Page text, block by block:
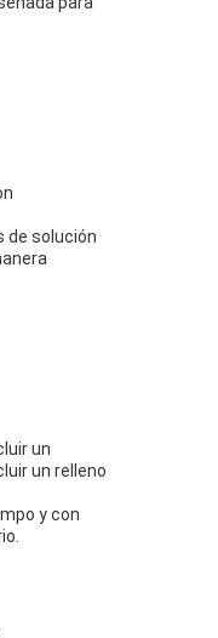
de solución
un
un relleno
y con